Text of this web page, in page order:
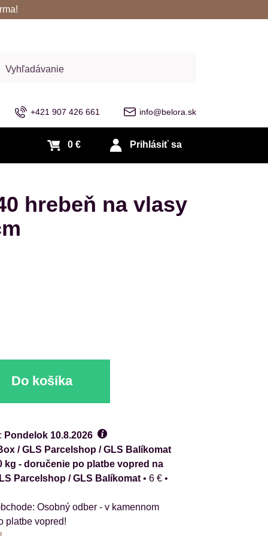
+421 907 426 661 info@belora.sk
Prihlásiť sa
0 €
hrebeň na vlasy
Do košíka
Pondelok10.8.2026
/ GLS Parcelshop / GLS Balíkomat
kg - doručenie po platbe vopred na
Parcelshop / GLS Balíkomat• 6 € •
Osobný odber - v kamennom
platbe vopred!